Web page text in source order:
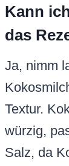
Kann
das
Ja, nimm
Textur.
würzig,
Salz, da